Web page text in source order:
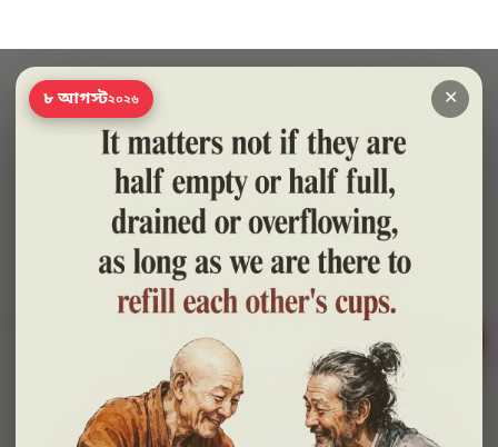
🍪 সাইটটি চালু রাখতে কিছু প্রয়োজনীয় কুকি ব্যবহার হয়। আপনি রাজি থাকলে আমরা বিজ্ঞাপন ও
পরিসংখ্যানের কুকিও ব্যবহার করব, যাতে বুঝতে পারি কোন বই আপনাদের কাজে লাগছে।
শুধু প্রয়োজনীয় সব ঠিক আছে
✕
৮ আগস্ট২০২৬